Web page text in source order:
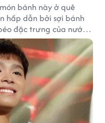
bánh này ở quê
hấp dẫn bởi sợi bánh
đặc trưng của nước